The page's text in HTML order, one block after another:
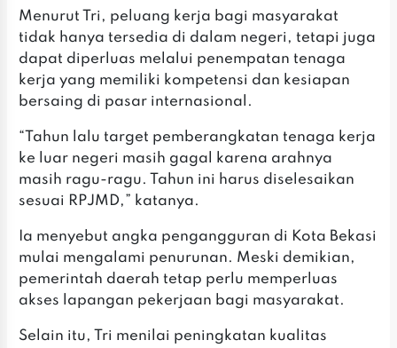
‎Menurut Tri, peluang kerja bagi masyarakat
tidak hanya tersedia di dalam negeri, tetapi juga
dapat diperluas melalui penempatan tenaga
kerja yang memiliki kompetensi dan kesiapan
bersaing di pasar internasional.
‎“Tahun lalu target pemberangkatan tenaga kerja
ke luar negeri masih gagal karena arahnya
masih ragu-ragu. Tahun ini harus diselesaikan
sesuai RPJMD,” katanya.
‎Ia menyebut angka pengangguran di Kota Bekasi
mulai mengalami penurunan. Meski demikian,
pemerintah daerah tetap perlu memperluas
akses lapangan pekerjaan bagi masyarakat.
‎‎Selain itu, Tri menilai peningkatan kualitas